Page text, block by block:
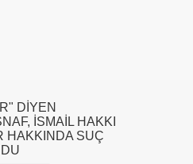
DİYEN
İSMAİL HAKKI
HAKKINDA SUÇ
*NASIL ENGELLENDİ* !!!